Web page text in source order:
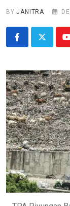
BYJANITRA